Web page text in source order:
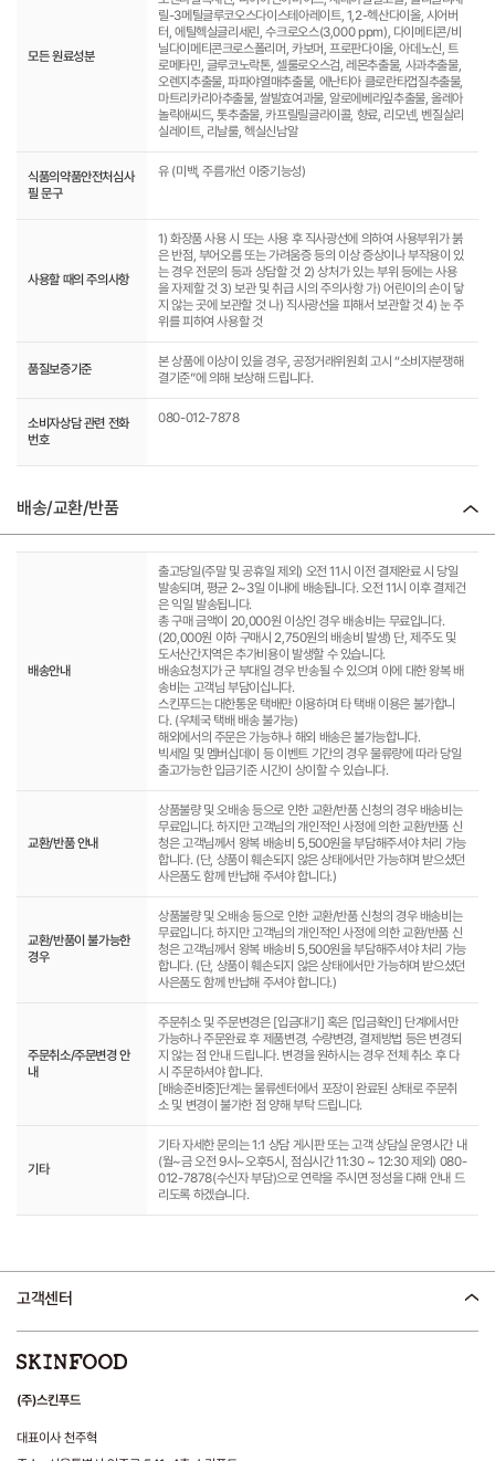
모든 원료성분
릴-3메틸글루코오스다이스테아레이트, 1,2-헥산다이올, 시어버
터, 에틸헥실글리세린, 수크로오스(3,000 ppm), 다이메티콘/비
닐다이메티콘크로스폴리머, 카보머, 프로판다이올, 아데노신, 트
로메타민, 글루코노락톤, 셀룰로오스검, 레몬추출물, 사과추출물,
오렌지추출물, 파파야열매추출물, 에난티아 클로란타껍질추출물,
마트리카리아추출물, 쌀발효여과물, 알로에베라잎추출물, 올레아
놀릭애씨드, 톳추출물, 카프릴릴글라이콜, 향료, 리모넨, 벤질살리
실레이트, 리날룰, 헥실신남알
식품의약품안전처심사
필 문구
유 (미백, 주름개선 이중기능성)
사용할 때의 주의사항
1) 화장품 사용 시 또는 사용 후 직사광선에 의하여 사용부위가 붉
은 반점, 부어오름 또는 가려움증 등의 이상 증상이나 부작용이 있
는 경우 전문의 등과 상담할 것 2) 상처가 있는 부위 등에는 사용
을 자제할 것 3) 보관 및 취급 시의 주의사항 가) 어린이의 손이 닿
지 않는 곳에 보관할 것 나) 직사광선을 피해서 보관할 것 4) 눈 주
위를 피하여 사용할 것
품질보증기준
본 상품에 이상이 있을 경우, 공정거래위원회 고시 “소비자분쟁해
결기준”에 의해 보상해 드립니다.
소비자상담 관련 전화
번호
080-012-7878
배송/교환/반품
배송안내
출고당일(주말 및 공휴일 제외) 오전 11시 이전 결제완료 시 당일
발송되며, 평균 2~3일 이내에 배송됩니다. 오전 11시 이후 결제건
은 익일 발송됩니다.
총 구매 금액이 20,000원 이상인 경우 배송비는 무료입니다.
(20,000원 이하 구매시 2,750원의 배송비 발생) 단, 제주도 및
도서산간지역은 추가비용이 발생할 수 있습니다.
배송요청지가 군 부대일 경우 반송될 수 있으며 이에 대한 왕복 배
송비는 고객님 부담이십니다.
스킨푸드는 대한통운 택배만 이용하며 타 택배 이용은 불가합니
다. (우체국 택배 배송 불가능)
해외에서의 주문은 가능하나 해외 배송은 불가능합니다.
빅세일 및 멤버십데이 등 이벤트 기간의 경우 물류량에 따라 당일
출고가능한 입금기준 시간이 상이할 수 있습니다.
교환/반품 안내
상품불량 및 오배송 등으로 인한 교환/반품 신청의 경우 배송비는
무료입니다. 하지만 고객님의 개인적인 사정에 의한 교환/반품 신
청은 고객님께서 왕복 배송비 5,500원을 부담해주셔야 처리 가능
합니다. (단, 상품이 훼손되지 않은 상태에서만 가능하며 받으셨던
사은품도 함께 반납해 주셔야 합니다.)
교환/반품이 불가능한
경우
상품불량 및 오배송 등으로 인한 교환/반품 신청의 경우 배송비는
무료입니다. 하지만 고객님의 개인적인 사정에 의한 교환/반품 신
청은 고객님께서 왕복 배송비 5,500원을 부담해주셔야 처리 가능
합니다. (단, 상품이 훼손되지 않은 상태에서만 가능하며 받으셨던
사은품도 함께 반납해 주셔야 합니다.)
주문취소/주문변경 안
내
주문취소 및 주문변경은 [입금대기] 혹은 [입금확인] 단계에서만
가능하나 주문완료 후 제품변경, 수량변경, 결제방법 등은 변경되
지 않는 점 안내 드립니다. 변경을 원하시는 경우 전체 취소 후 다
시 주문하셔야 합니다.
[배송준비중]단계는 물류센터에서 포장이 완료된 상태로 주문취
소 및 변경이 불가한 점 양해 부탁 드립니다.
기타
기타 자세한 문의는 1:1 상담 게시판 또는 고객 상담실 운영시간 내
(월~금 오전 9시~오후5시, 점심시간 11:30 ~ 12:30 제외) 080-
012-7878(수신자 부담)으로 연락을 주시면 정성을 다해 안내 드
리도록 하겠습니다.
고객센터
(주)스킨푸드
대표이사 천주혁